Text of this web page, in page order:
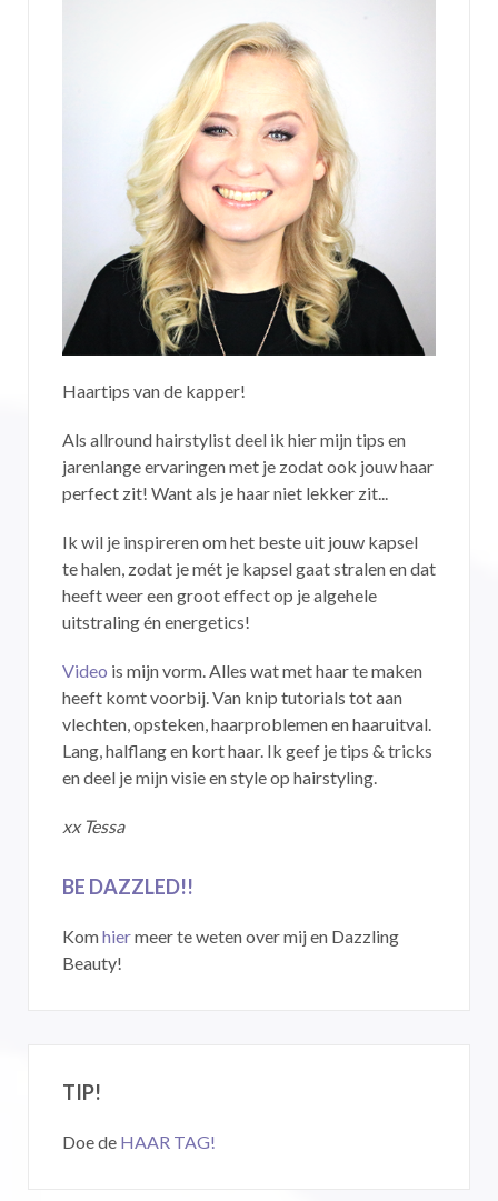
Haartips van de kapper!
Als allround hairstylist deel ik hier mijn tips en
jarenlange ervaringen met je zodat ook jouw haar
perfect zit! Want als je haar niet lekker zit...
Ik wil je inspireren om het beste uit jouw kapsel
te halen, zodat je mét je kapsel gaat stralen en dat
heeft weer een groot effect op je algehele
uitstraling én energetics!
Video is mijn vorm. Alles wat met haar te maken
heeft komt voorbij. Van knip tutorials tot aan
vlechten, opsteken, haarproblemen en haaruitval.
Lang, halflang en kort haar. Ik geef je tips & tricks
en deel je mijn visie en style op hairstyling.
xx Tessa
BE DAZZLED!!
Komhiermeer te weten over mij en Dazzling
Beauty!
TIP!
Doe de HAAR TAG!